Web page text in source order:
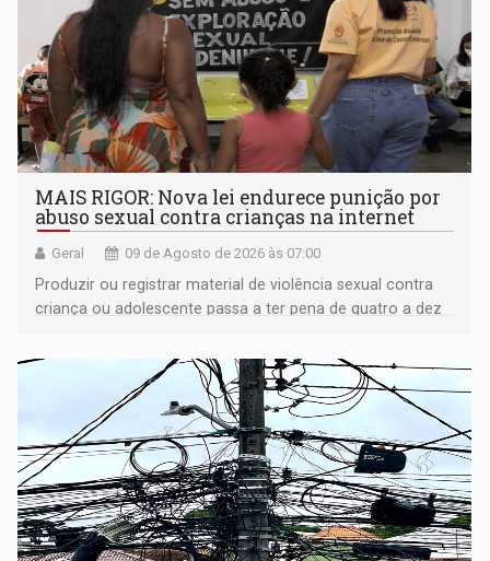
MAIS RIGOR: Nova lei endurece punição por
abuso sexual contra crianças na internet
Geral 09 de Agosto de 2026 às 07:00
Produzir ou registrar material de violência sexual contra
criança ou adolescente passa a ter pena de quatro a dez